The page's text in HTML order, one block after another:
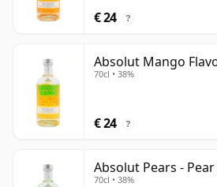
€ 24 ?
Absolut Mango
70cl • 38%
€ 24 ?
Absolut Pears -
70cl • 38%